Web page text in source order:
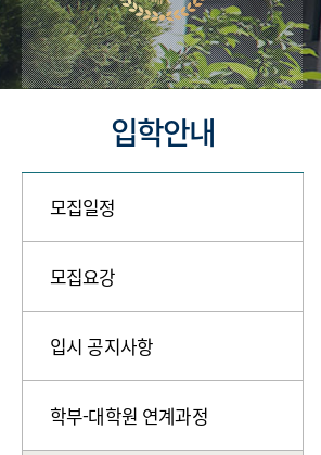
입학안내
모집일정
모집요강
입시 공지사항
학부-대학원 연계과정